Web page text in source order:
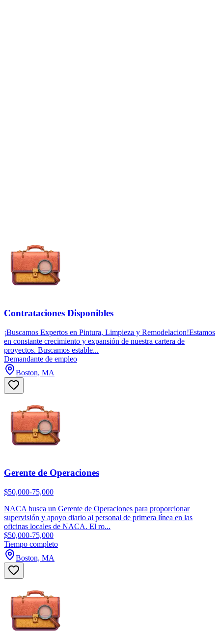
Contrataciones Disponibles
¡Buscamos Expertos en Pintura, Limpieza y Remodelacion!Estamos
en constante crecimiento y expansión de nuestra cartera de
proyectos. Buscamos estable...
Demandante de empleo
Boston, MA
Gerente de Operaciones
$50,000-75,000
NACA busca un Gerente de Operaciones para proporcionar
supervisión y apoyo diario al personal de primera línea en las
oficinas locales de NACA. El ro...
$50,000-75,000
Tiempo completo
Boston, MA